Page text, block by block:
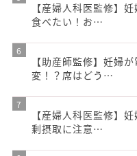
【産婦人科医監修】
食べたい！お…
【助産師監修】妊婦
変！？席はどう…
【産婦人科医監修】
剰摂取に注意…